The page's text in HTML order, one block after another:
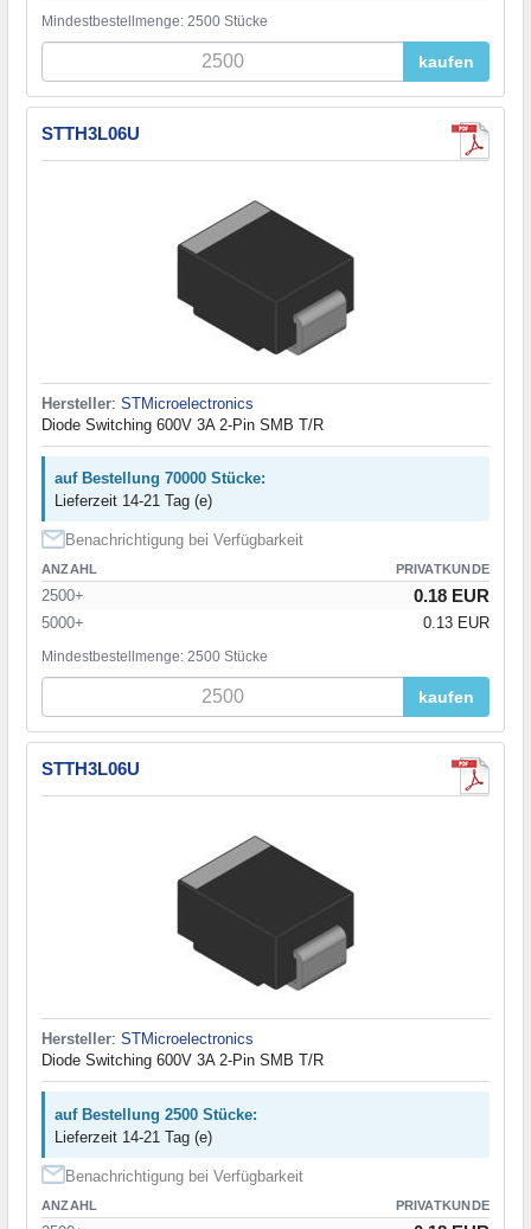
Mindestbestellmenge: 2500 Stücke
kaufen
STTH3L06U
Hersteller: STMicroelectronics
Diode Switching 600V 3A 2-Pin SMB T/R
auf Bestellung 70000 Stücke:
Lieferzeit 14-21 Tag (e)
Benachrichtigung bei Verfügbarkeit
ANZAHL PRIVATKUNDE
2500+ 0.18 EUR
5000+ 0.13 EUR
Mindestbestellmenge: 2500 Stücke
kaufen
STTH3L06U
Hersteller: STMicroelectronics
Diode Switching 600V 3A 2-Pin SMB T/R
auf Bestellung 2500 Stücke:
Lieferzeit 14-21 Tag (e)
Benachrichtigung bei Verfügbarkeit
ANZAHL PRIVATKUNDE